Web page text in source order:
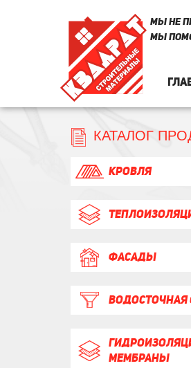
МЫ НЕ
МЫ
КАТАЛОГ
КРОВЛЯ
ФАСАДЫ
ВОДОСТОЧНАЯ
МЕМБРАНЫ